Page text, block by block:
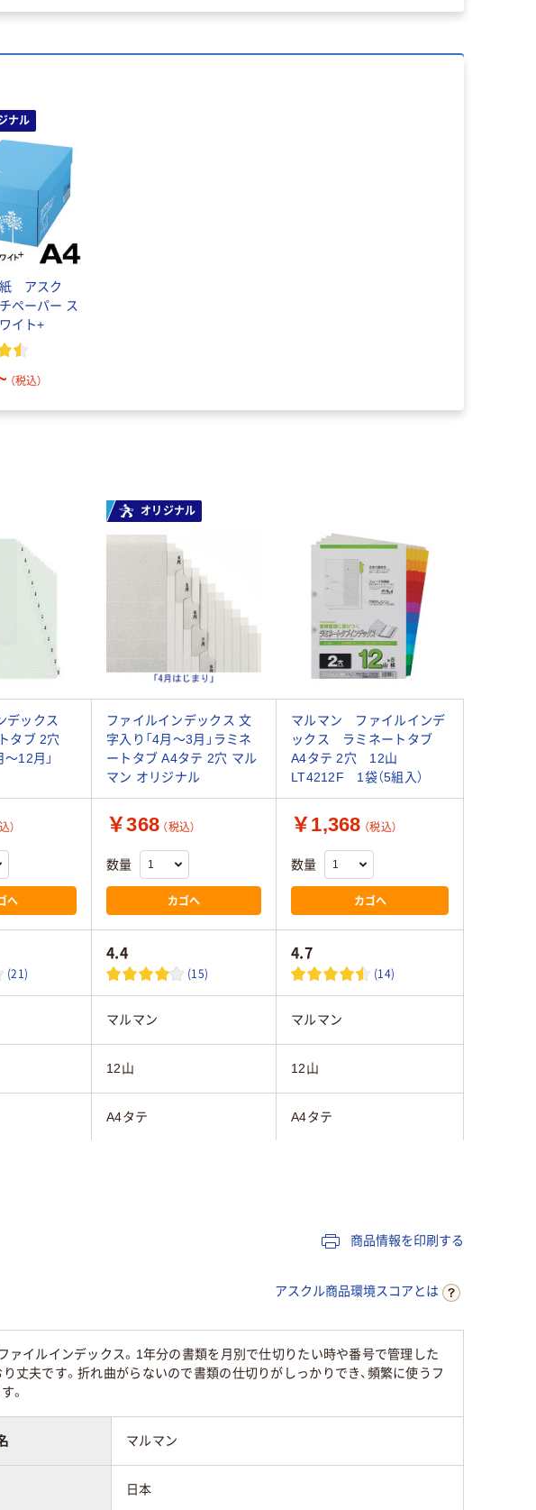
ナル
紙 アスク
ペーパー ス
イト+
（税込）
オリジナル
デックス
タブ 2穴
12月」
ファイルインデックス 文
字入り「4月～3月」ラミネ
ートタブ A4タテ 2穴 マル
マン オリジナル
マルマン ファイルインデ
ックス ラミネートタブ
A4タテ 2穴 12山
LT4212F 1袋（5組入）
）
へ
￥368 （税込）
数量
カゴへ
￥1,368 （税込）
数量
カゴへ
(21)
4.4
(15)
4.7
(14)
マルマン マルマン
12山 12山
A4タテ A4タテ
2穴
商品情報を印刷する
アスクル商品環境スコアとは
イルインデックス。1年分の書類を月別で仕切りたい時や番号で管理した
丈夫です。折れ曲がらないので書類の仕切りがしっかりでき、頻繁に使うフ
。
マルマン
日本